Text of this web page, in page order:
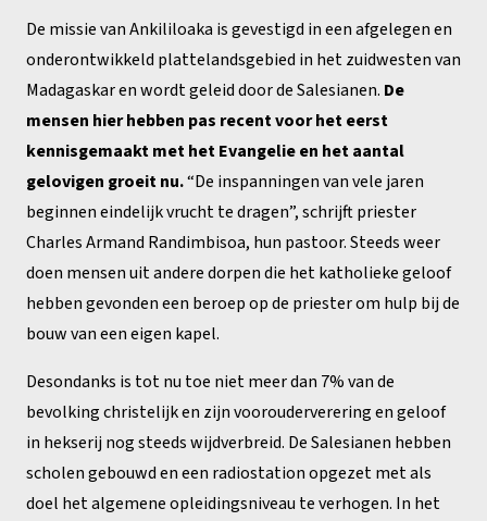
De missie van Ankililoaka is gevestigd in een afgelegen en
onderontwikkeld plattelandsgebied in het zuidwesten van
Madagaskar en wordt geleid door de Salesianen. De
mensen hier hebben pas recent voor het eerst
kennisgemaakt met het Evangelie en het aantal
gelovigen groeit nu.“De inspanningen van vele jaren
beginnen eindelijk vrucht te dragen”, schrijft priester
Charles Armand Randimbisoa, hun pastoor. Steeds weer
doen mensen uit andere dorpen die het katholieke geloof
hebben gevonden een beroep op de priester om hulp bij de
bouw van een eigen kapel.
Desondanks is tot nu toe niet meer dan 7% van de
bevolking christelijk en zijn voorouderverering en geloof
in hekserij nog steeds wijdverbreid. De Salesianen hebben
scholen gebouwd en een radiostation opgezet met als
doel het algemene opleidingsniveau te verhogen. In het